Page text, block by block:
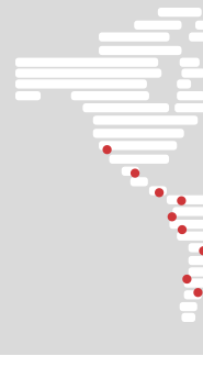
Blinds,